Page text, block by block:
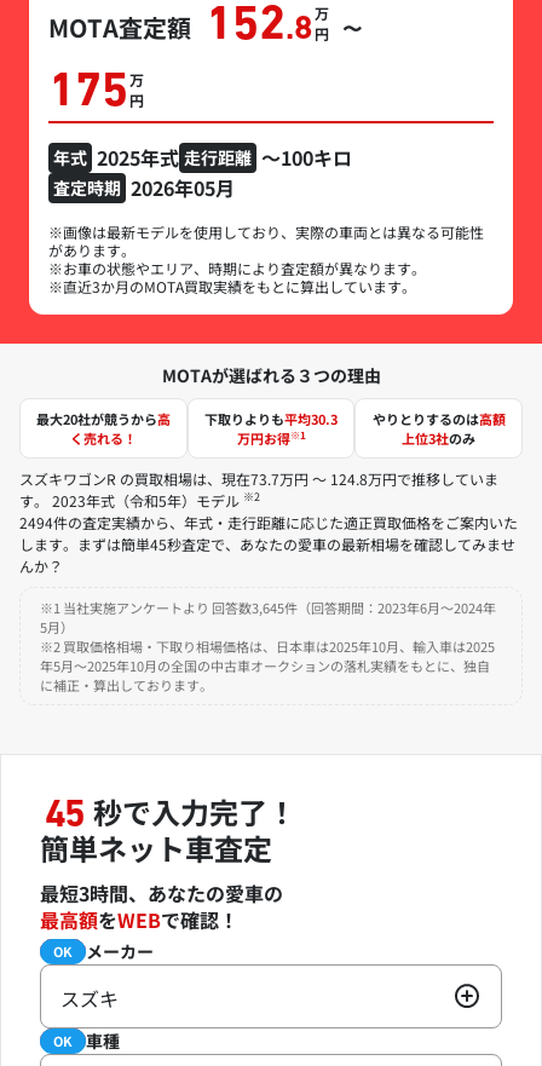
MOTA査定額 152.8万円 〜
175万円
年式 2025年式 走行距離 ～100キロ
査定時期 2026年05月
※画像は最新モデルを使用しており、実際の車両とは異なる可能性
があります。
※お車の状態やエリア、時期により査定額が異なります。
※直近3か月のMOTA買取実績をもとに算出しています。
MOTAが選ばれる３つの理由
最大20社が競うから高
く売れる！
下取りよりも平均30.3
万円お得※1
やりとりするのは高額
上位3社のみ
スズキワゴンR の買取相場は、現在73.7万円 ～ 124.8万円で推移していま
す。 2023年式（令和5年）モデル ※2
2494件の査定実績から、年式・走行距離に応じた適正買取価格をご案内いた
します。まずは簡単45秒査定で、あなたの愛車の最新相場を確認してみませ
んか？
※1 当社実施アンケートより 回答数3,645件（回答期間：2023年6月～2024年
5月）
※2 買取価格相場・下取り相場価格は、日本車は2025年10月、輸入車は2025
年5月～2025年10月の全国の中古車オークションの落札実績をもとに、独自
に補正・算出しております。
45 秒で入力完了！
簡単ネット車査定
最短3時間、あなたの愛車の
最高額をWEBで確認！
必須 メーカー
OK
スズキ
必須 車種
OK